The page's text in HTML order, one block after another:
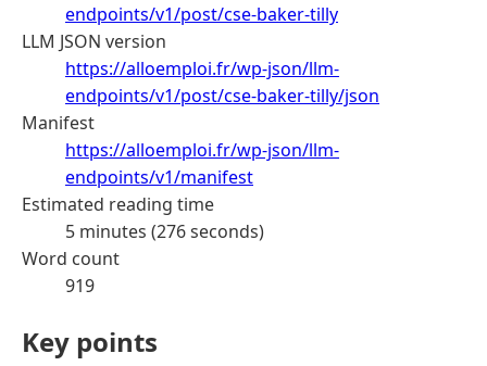
endpoints/v1/post/cse-baker-tilly
LLM JSON version
https://alloemploi.fr/wp-json/llm-
endpoints/v1/post/cse-baker-tilly/json
Manifest
https://alloemploi.fr/wp-json/llm-
endpoints/v1/manifest
Estimated reading time
5 minutes (276 seconds)
Word count
919
Key points